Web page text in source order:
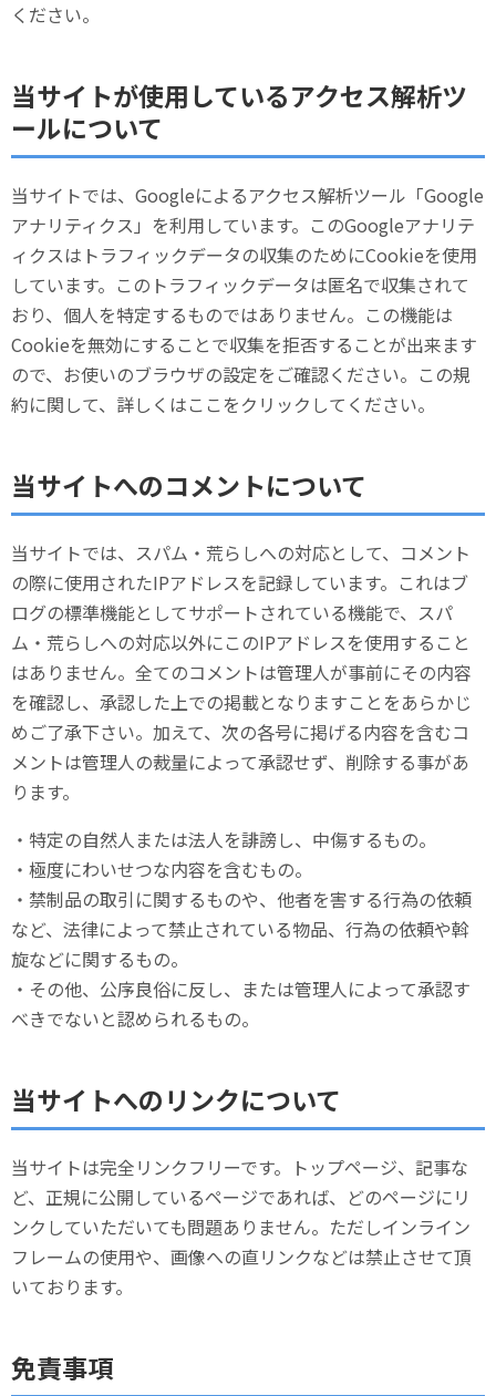
ください。
当サイトが使用しているアクセス解析ツ
ールについて
当サイトでは、Googleによるアクセス解析ツール「Google
アナリティクス」を利用しています。このGoogleアナリテ
ィクスはトラフィックデータの収集のためにCookieを使用
しています。このトラフィックデータは匿名で収集されて
おり、個人を特定するものではありません。この機能は
Cookieを無効にすることで収集を拒否することが出来ます
ので、お使いのブラウザの設定をご確認ください。この規
約に関して、詳しくはここをクリックしてください。
当サイトへのコメントについて
当サイトでは、スパム・荒らしへの対応として、コメント
の際に使用されたIPアドレスを記録しています。これはブ
ログの標準機能としてサポートされている機能で、スパ
ム・荒らしへの対応以外にこのIPアドレスを使用すること
はありません。全てのコメントは管理人が事前にその内容
を確認し、承認した上での掲載となりますことをあらかじ
めご了承下さい。加えて、次の各号に掲げる内容を含むコ
メントは管理人の裁量によって承認せず、削除する事があ
ります。
・特定の自然人または法人を誹謗し、中傷するもの。
・極度にわいせつな内容を含むもの。
・禁制品の取引に関するものや、他者を害する行為の依頼
など、法律によって禁止されている物品、行為の依頼や斡
旋などに関するもの。
・その他、公序良俗に反し、または管理人によって承認す
べきでないと認められるもの。
当サイトへのリンクについて
当サイトは完全リンクフリーです。トップページ、記事な
ど、正規に公開しているページであれば、どのページにリ
ンクしていただいても問題ありません。ただしインライン
フレームの使用や、画像への直リンクなどは禁止させて頂
いております。
免責事項